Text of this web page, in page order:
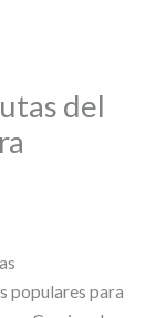
del
populares para